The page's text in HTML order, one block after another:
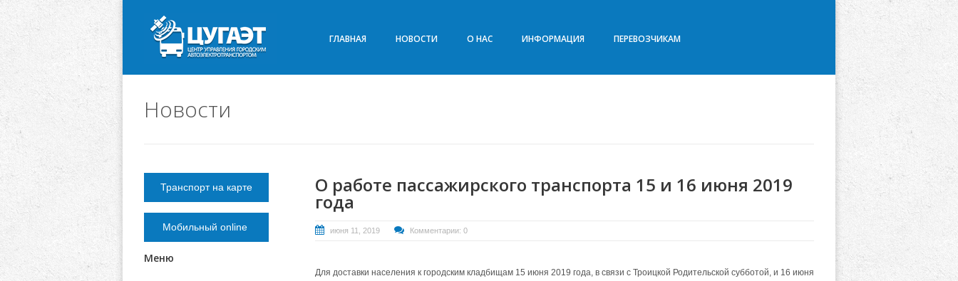
ГЛАВНАЯ НОВОСТИ О НАС ИНФОРМАЦИЯ ПЕРЕВОЗЧИКАМ
Новости
О работе пассажирского транспорта 15 и 16 июня 2019
года
июня 11, 2019 Комментарии: 0
Для доставки населения к городским кладбищам 15 июня 2019 года, в связи с Троицкой Родительской субботой, и 16 июня
Транспорт на карте
Мобильный online
Меню